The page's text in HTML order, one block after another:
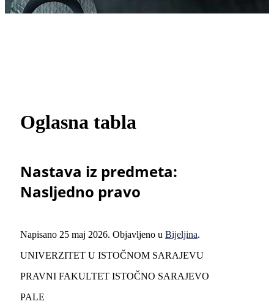
Oglasna tabla
Nastava iz predmeta:
Nasljedno pravo
Napisano 25 maj 2026. Objavljeno u Bijeljina.
UNIVERZITET U ISTOČNOM SARAJEVU
PRAVNI FAKULTET ISTOČNO SARAJEVO
PALE